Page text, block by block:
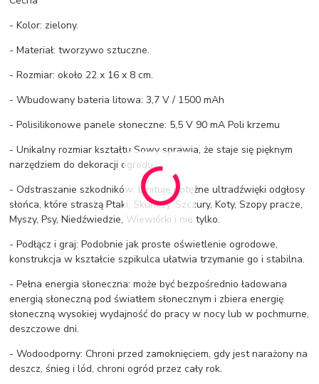
- Kolor: zielony.
- Materiał: tworzywo sztuczne.
- Rozmiar: około 22 x 16 x 8 cm.
- Wbudowany bateria litowa: 3,7 V / 1500 mAh
- Polisilikonowe panele słoneczne: 5,5 V 90 mA Poli krzemu
- Unikalny rozmiar kształtu Sowy sprawia, że ​​staje się pięknym
narzędziem do dekoracji ogrodu.
- Odstraszanie szkodników: Emituje potężne ultradźwięki odgłosy
słońca, które straszą Ptaki, Skunksy, Szczury, Koty, Szopy pracze,
Myszy, Psy, Niedźwiedzie, Wiewiórki i nie tylko.
- Podłącz i graj: Podobnie jak proste oświetlenie ogrodowe,
konstrukcja w kształcie szpikulca ułatwia trzymanie go i stabilna.
- Pełna energia słoneczna: może być bezpośrednio ładowana
energią słoneczną pod światłem słonecznym i zbiera energię
słoneczną wysokiej wydajność do pracy w nocy lub w pochmurne,
deszczowe dni.
- Wodoodporny: Chroni przed zamoknięciem, gdy jest narażony na
deszcz, śnieg i lód, chroni ogród przez cały rok.